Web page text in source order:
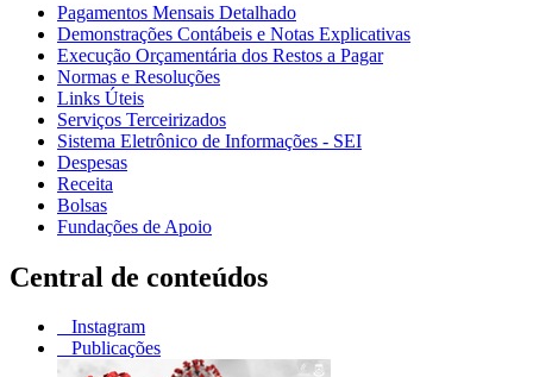
Pagamentos Mensais Detalhado
Demonstrações Contábeis e Notas Explicativas
Execução Orçamentária dos Restos a Pagar
Normas e Resoluções
Links Úteis
Serviços Terceirizados
Sistema Eletrônico de Informações - SEI
Despesas
Receita
Bolsas
Fundações de Apoio
Central de conteúdos
Instagram
Publicações